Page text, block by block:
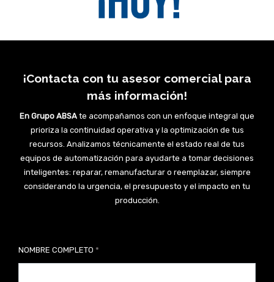
¡Contacta con tu asesor comercial para
más información!
En Grupo ABSA te acompañamos con un enfoque integral que
prioriza la continuidad operativa y la optimización de tus
recursos. Analizamos técnicamente el estado real de tus
equipos de automatización para ayudarte a tomar decisiones
inteligentes: reparar, remanufacturar o reemplazar, siempre
considerando la urgencia, el presupuesto y el impacto en tu
producción.
NOMBRE COMPLETO